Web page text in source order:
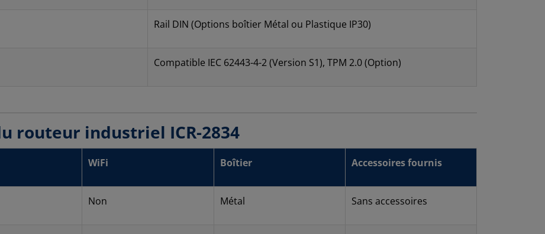
Rail DIN (Options boîtier Métal ou Plastique IP30)
Compatible IEC 62443-4-2 (Version S1), TPM 2.0 (Option)
routeur industriel ICR-2834
WiFi Boîtier Accessoires fournis
Non Métal Sans accessoires